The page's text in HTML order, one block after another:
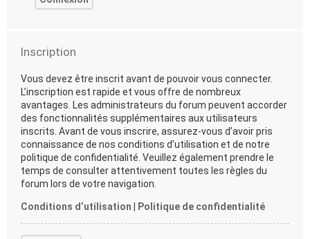
Inscription
Vous devez être inscrit avant de pouvoir vous connecter.
L’inscription est rapide et vous offre de nombreux
avantages. Les administrateurs du forum peuvent accorder
des fonctionnalités supplémentaires aux utilisateurs
inscrits. Avant de vous inscrire, assurez-vous d’avoir pris
connaissance de nos conditions d’utilisation et de notre
politique de confidentialité. Veuillez également prendre le
temps de consulter attentivement toutes les règles du
forum lors de votre navigation.
Conditions d’utilisation Politique de confidentialité